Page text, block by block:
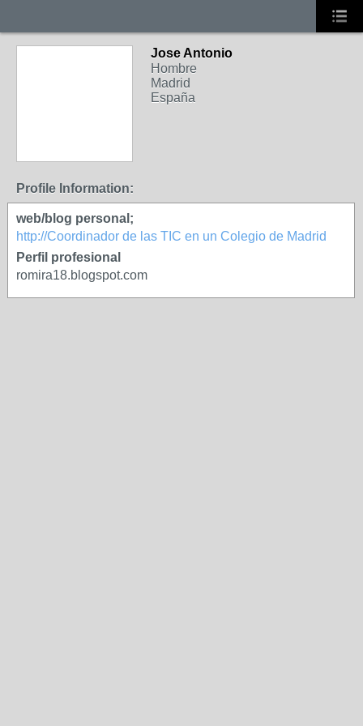
Jose Antonio
Hombre
Madrid
España
Profile Information:
web/blog personal;
http://Coordinador de las TIC en un Colegio de Madrid
Perfil profesional
romira18.blogspot.com